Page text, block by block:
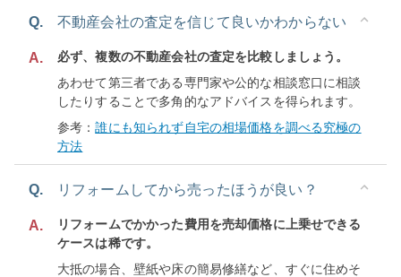
Q. 不動産会社の査定を信じて良いかわからない
A.
必ず、複数の不動産会社の査定を比較しましょう。
あわせて第三者である専門家や公的な相談窓口に相談
したりすることで多角的なアドバイスを得られます。
参考：誰にも知られず自宅の相場価格を調べる究極の
方法
Q. リフォームしてから売ったほうが良い？
A.
リフォームでかかった費用を売却価格に上乗せできる
ケースは稀です。
大抵の場合、壁紙や床の簡易修繕など、すぐに住めそ